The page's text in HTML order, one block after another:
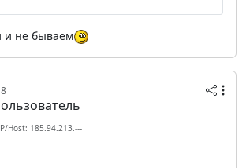
и не бываем
Host: 185.94.213.---